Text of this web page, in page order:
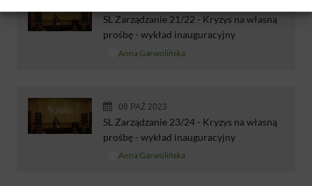
SL Zarządzanie 21/22 - Kryzys na własną
prośbę - wykład inauguracyjny
Anna Garwolińska
08 PAŹ 2023
SL Zarządzanie 23/24 - Kryzys na własną
prośbę - wykład inauguracyjny
Anna Garwolińska